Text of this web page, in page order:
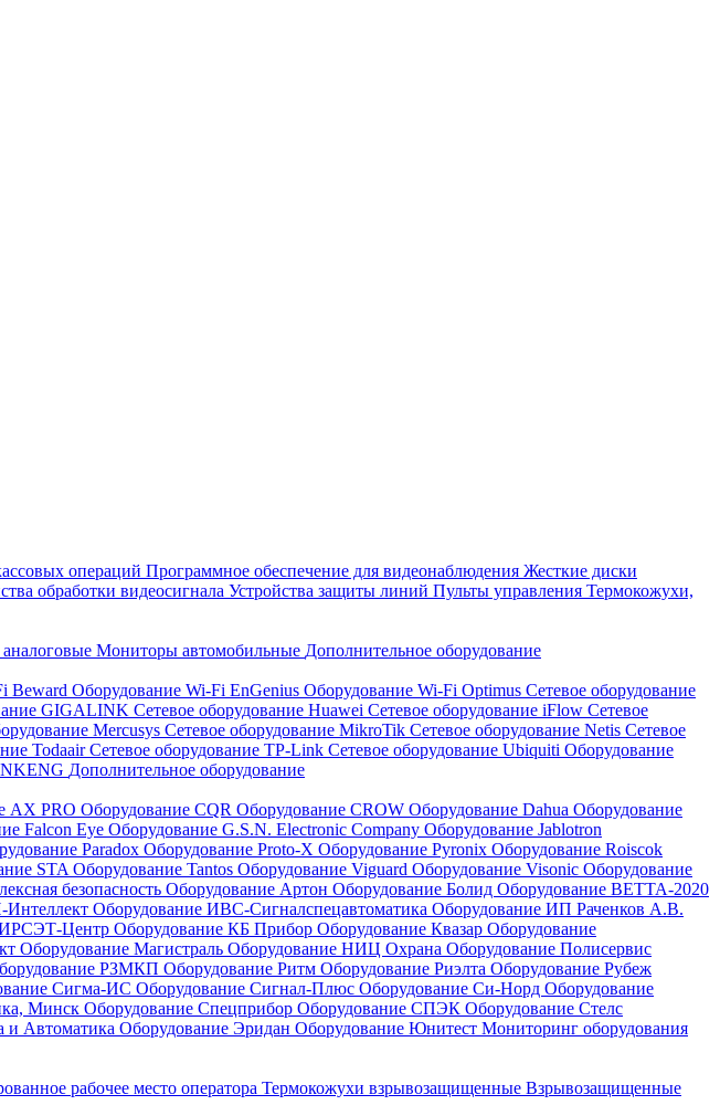
операций Программное обеспечение для видеонаблюдения Жесткие диски
обработки видеосигнала Устройства защиты линий Пульты управления Термокожухи,
Мониторы автомобильные Дополнительное оборудование
Beward Оборудование Wi-Fi EnGenius Оборудование Wi-Fi Optimus Сетевое оборудование
GIGALINK Сетевое оборудование Huawei Сетевое оборудование iFlow Сетевое
Mercusys Сетевое оборудование MikroTik Сетевое оборудование Netis Сетевое
TodaairСетевое оборудование TP-Link Сетевое оборудование Ubiquiti Оборудование
Дополнительное оборудование
AX PRO Оборудование CQR Оборудование CROW Оборудование Dahua Оборудование
Falcon Eye Оборудование G.S.N. Electronic Company Оборудование Jablotron
Paradox Оборудование Proto-X Оборудование Pyronix Оборудование Roiscok
STA Оборудование Tantos Оборудование Viguard Оборудование Visonic Оборудование
безопасность Оборудование Артон Оборудование Болид Оборудование ВЕТТА-2020
Оборудование ИВС-Сигналспецавтоматика Оборудование ИП Раченков А.В.
ИРСЭТ-Центр Оборудование КБ Прибор Оборудование Квазар Оборудование
Оборудование Магистраль Оборудование НИЦ Охрана Оборудование Полисервис
РЗМКП Оборудование Ритм Оборудование Риэлта Оборудование Рубеж
Сигма-ИС Оборудование Сигнал-Плюс Оборудование Си-Норд Оборудование
Минск Оборудование Спецприбор Оборудование СПЭК Оборудование Стелс
и Автоматика Оборудование Эридан Оборудование Юнитест Мониторинг оборудования
рабочее место оператора Термокожухи взрывозащищенные Взрывозащищенные